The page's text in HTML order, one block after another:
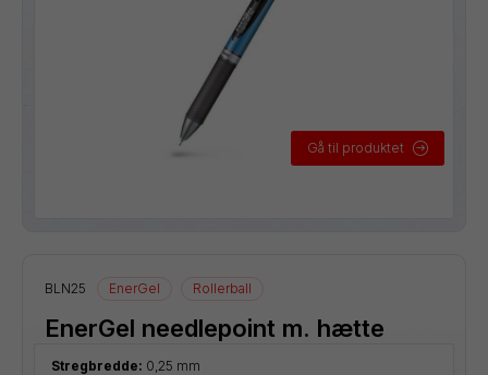
Gå til produktet
BLN25 EnerGel Rollerball
EnerGel needlepoint m. hætte
Stregbredde: 0,25 mm